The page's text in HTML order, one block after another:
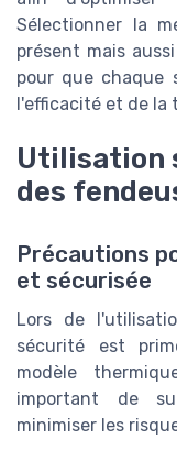
Sélectionner la
présent mais
pour que chaque
l'efficacité et de la
Utilisation
des
Précautions
et sécurisée
Lors de
sécurité est
modèle
important de
minimiser les